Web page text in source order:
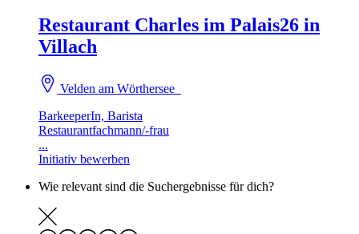
Restaurant Charles im Palais26 in
Villach
Velden am Wörthersee
BarkeeperIn, Barista
Restaurantfachmann/-frau
...
Initiativ bewerben
Wie relevant sind die Suchergebnisse für dich?